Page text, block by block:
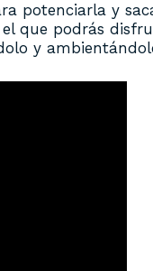
potenciarla y
que podrás
y